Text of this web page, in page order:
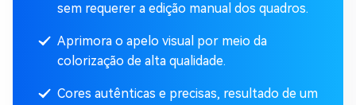
sem requerer a edição manual dos quadros.
Aprimora o apelo visual por meio da
colorização de alta qualidade.
Cores autênticas e precisas, resultado de um